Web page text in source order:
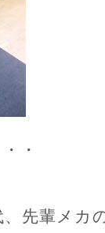
・
先輩メカ